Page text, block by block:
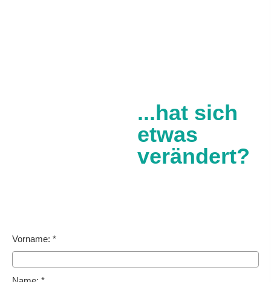
...hat sich
etwas
verändert?
Vorname: *